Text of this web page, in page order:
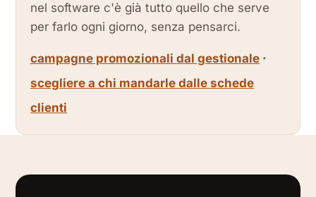
nel software c'è già tutto quello che serve
per farlo ogni giorno, senza pensarci.
campagne promozionali dal gestionale ·
scegliere a chi mandarle dalle schede
clienti